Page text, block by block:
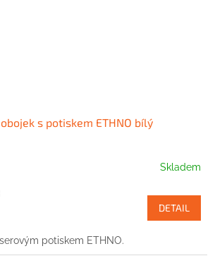
s potiskem ETHNO bílý
Skladem
DETAIL
potiskem ETHNO.